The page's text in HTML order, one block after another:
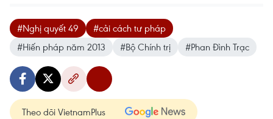
#Nghị quyết 49
#cải cách tư pháp
#Hiến pháp năm 2013
#Bộ Chính trị #Phan Đình Trạc
Theo dõi VietnamPlus